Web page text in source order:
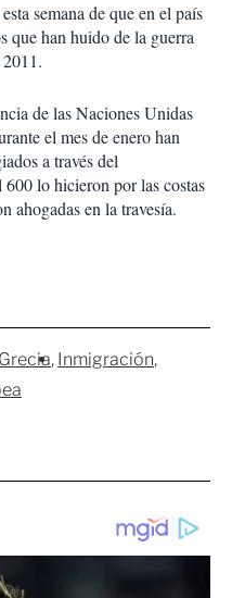
semana de que en el país
que han huido de la guerra
de las Naciones Unidas
el mes de enero han
a través del
lo hicieron por las costas
ahogadas en la travesía.
Grecia Inmigración